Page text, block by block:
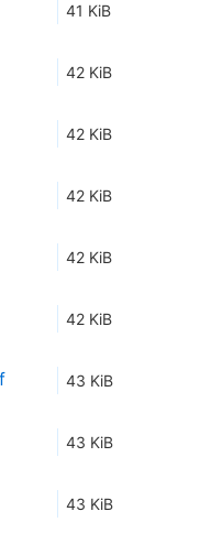
41 KiB
42 KiB
42 KiB
42 KiB
42 KiB
42 KiB
43 KiB
43 KiB
43 KiB